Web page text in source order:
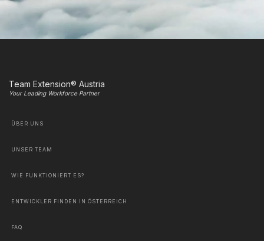
Team Extension® Austria
Your Leading Workforce Partner
ÜBER UNS
UNSER TEAM
WIE FUNKTIONIERT ES?
ENTWICKLER FINDEN IN ÖSTERREICH
FAQ